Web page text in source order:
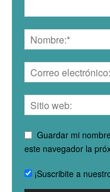
Guardar mi
este navegador la
¡Suscribite a